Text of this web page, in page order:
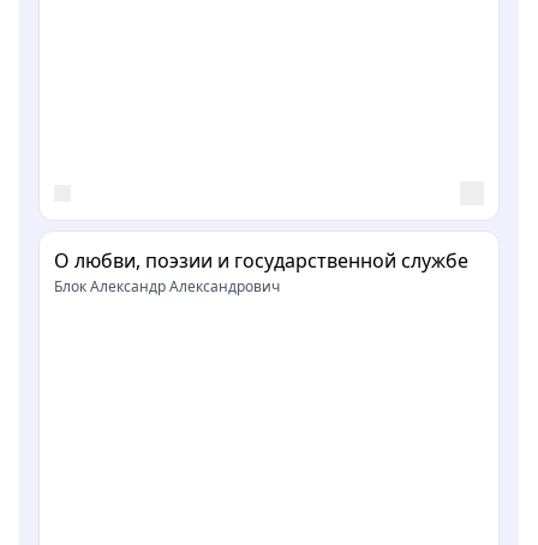
О любви, поэзии и государственной службе
Блок Александр Александрович